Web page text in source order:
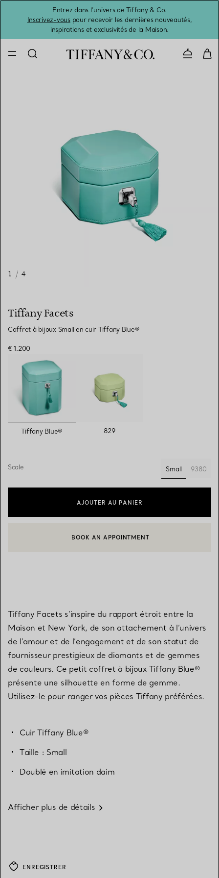
Entrez dans l’univers de Tiffany & Co.
Inscrivez-vouspour recevoir les dernières nouveautés,
inspirations et exclusivités de la Maison.
1 / 4
Tiffany Facets
Coffret à bijoux Small en cuir Tiffany Blue®
€ 1.200
sélectionnés
Tiffany Blue® 829
Scale
Small
sélectionnés
9380
AJOUTER AU PANIER
CONTACTER UN CONSEILLER CLIENT OU PRENDRE RENDEZ-
BOOK AN APPOINTMENT
Tiffany Facets s’inspire du rapport étroit entre la
Maison et New York, de son attachement à l’univers
de l’amour et de l’engagement et de son statut de
fournisseur prestigieux de diamants et de gemmes
de couleurs. Ce petit coffret à bijoux Tiffany Blue®
présente une silhouette en forme de gemme.
Utilisez-le pour ranger vos pièces Tiffany préférées.
Cuir Tiffany Blue®
Taille : Small
Doublé en imitation daim
Afficher plus de détails
ENREGISTRER